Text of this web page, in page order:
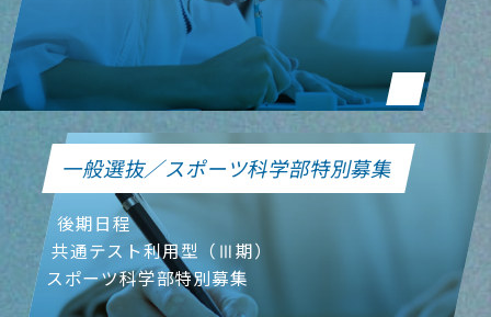
一般選抜／スポーツ科学部特別募集
後期日程
共通テスト利用型（Ⅲ期）
スポーツ科学部特別募集